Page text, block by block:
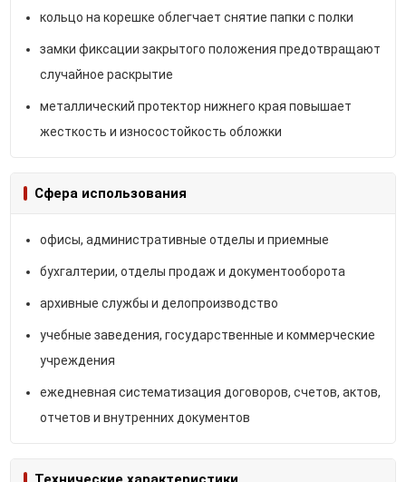
кольцо на корешке облегчает снятие папки с полки
замки фиксации закрытого положения предотвращают
случайное раскрытие
металлический протектор нижнего края повышает
жесткость и износостойкость обложки
Сфера использования
офисы, административные отделы и приемные
бухгалтерии, отделы продаж и документооборота
архивные службы и делопроизводство
учебные заведения, государственные и коммерческие
учреждения
ежедневная систематизация договоров, счетов, актов,
отчетов и внутренних документов